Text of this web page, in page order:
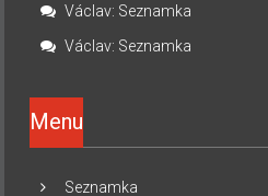
Václav: Seznamka
Václav: Seznamka
Menu
Seznamka